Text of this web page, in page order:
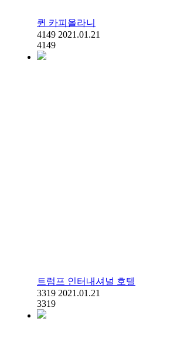
퀸 카피올라니
4149 2021.01.21
4149
트럼프 인터내셔널 호텔
3319 2021.01.21
3319